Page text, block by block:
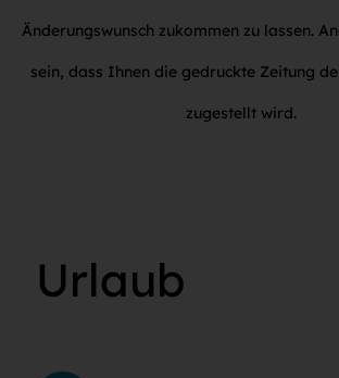
Änderungswunsch zukommen zu lassen.
sein, dass Ihnen die gedruckte Zeitung
zugestellt wird.
Urlaub